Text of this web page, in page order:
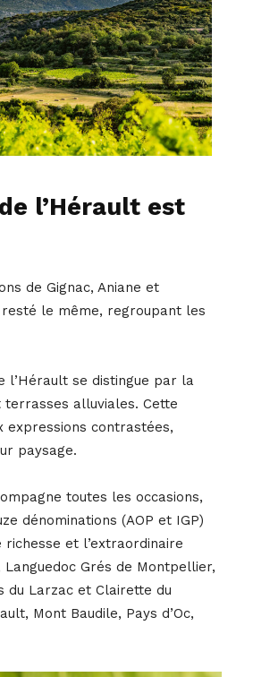
l’Hérault est
de Gignac, Aniane et
resté le même, regroupant les
l’Hérault se distingue par la
alluviales. Cette
expressions contrastées,
paysage.
toutes les occasions,
dénominations (AOP et IGP)
et l’extraordinaire
Grés de Montpellier,
du Larzac et Clairette du
Mont Baudile, Pays d’Oc,